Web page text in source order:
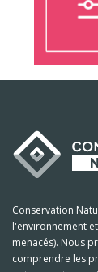
Conservation
l'environnement
menacés). Nous
comprendre les